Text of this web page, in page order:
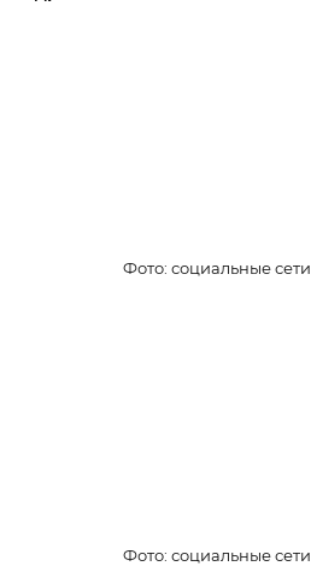
Фото: социальные сети
Фото: социальные сети